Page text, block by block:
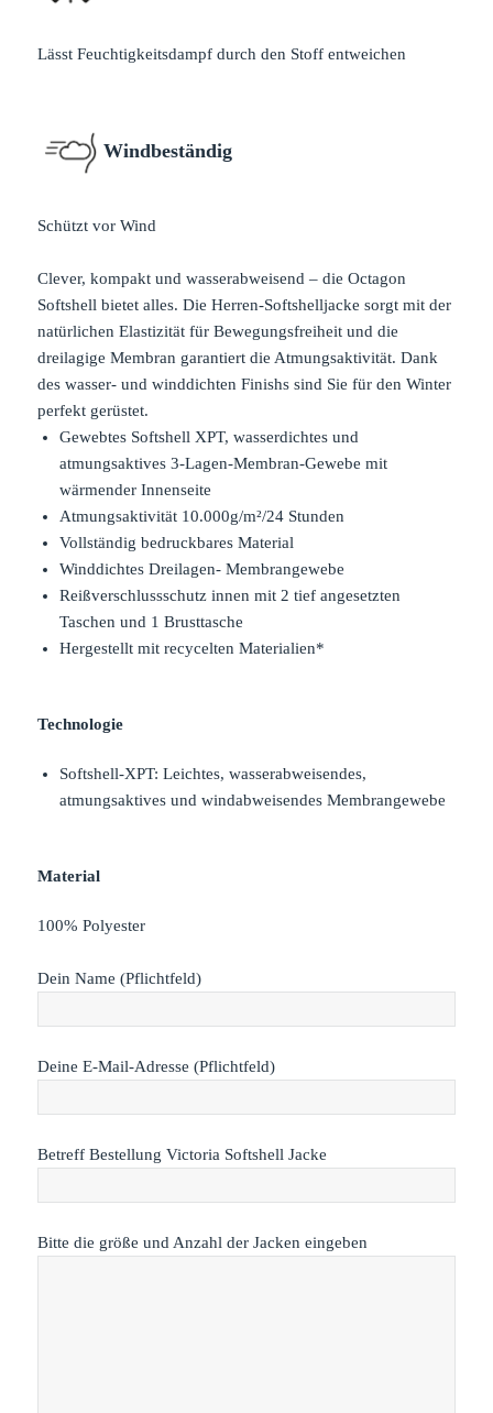
Lässt Feuchtigkeitsdampf durch den Stoff entweichen
Windbeständig
Schützt vor Wind
Clever, kompakt und wasserabweisend – die Octagon
Softshell bietet alles. Die Herren-Softshelljacke sorgt mit der
natürlichen Elastizität für Bewegungsfreiheit und die
dreilagige Membran garantiert die Atmungsaktivität. Dank
des wasser- und winddichten Finishs sind Sie für den Winter
perfekt gerüstet.
Gewebtes Softshell XPT, wasserdichtes und
atmungsaktives 3-Lagen-Membran-Gewebe mit
wärmender Innenseite
Atmungsaktivität 10.000g/m²/24 Stunden
Vollständig bedruckbares Material
Winddichtes Dreilagen- Membrangewebe
Reißverschlussschutz innen mit 2 tief angesetzten
Taschen und 1 Brusttasche
Hergestellt mit recycelten Materialien*
Technologie
Softshell-XPT:Leichtes, wasserabweisendes,
atmungsaktives und windabweisendes Membrangewebe
Material
100% Polyester
Dein Name (Pflichtfeld)
Deine E-Mail-Adresse (Pflichtfeld)
Betreff Bestellung Victoria Softshell Jacke
Bitte die größe und Anzahl der Jacken eingeben